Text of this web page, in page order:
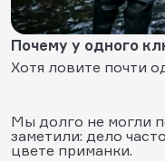
Почему у одного
Хотя ловите почти
Мы долго не могли
заметили: дело
цвете приманки.